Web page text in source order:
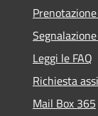
Leggi le FAQ
Richiesta
Mail Box 365